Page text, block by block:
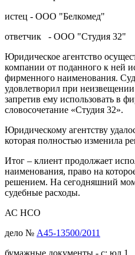
истец - ООО "Белкомед"
ответчик - ООО "Студия 32"
Юридическое агентство
компании от поданного к ней
фирменного наименования.
удовлетворил при
запретив ему использовать в
словосочетание «Студия 32».
Юридическому агентству
которая полностью изменила
Итог – клиент продолжает
наименования, право на
решением. На сегодняшний
судебные расходы.
АС НСО
дело № А45-13500/2011